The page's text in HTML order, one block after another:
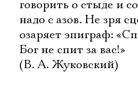
говорить о стыде и
надо с азов. Не зря
озаряет эпиграф:
Бог не спит за вас!»
(В. А. Жуковский)